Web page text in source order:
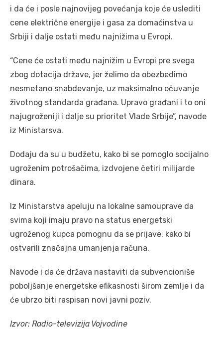
i da će i posle najnovijeg povećanja koje će uslediti
cene električne energije i gasa za domaćinstva u
Srbiji i dalje ostati među najnižima u Evropi.
“Cene će ostati među najnižim u Evropi pre svega
zbog dotacija države, jer želimo da obezbedimo
nesmetano snabdevanje, uz maksimalno očuvanje
životnog standarda građana. Upravo građani i to oni
najugroženiji i dalje su prioritet Vlade Srbije”, navode
iz Ministarsva.
Dodaju da su u budžetu, kako bi se pomoglo socijalno
ugroženim potrošačima, izdvojene četiri milijarde
dinara.
Iz Ministarstva apeluju na lokalne samouprave da
svima koji imaju pravo na status energetski
ugroženog kupca pomognu da se prijave, kako bi
ostvarili značajna umanjenja računa.
Navode i da će država nastaviti da subvencioniše
poboljšanje energetske efikasnosti širom zemlje i da
će ubrzo biti raspisan novi javni poziv.
Izvor: Radio-televizija Vojvodine